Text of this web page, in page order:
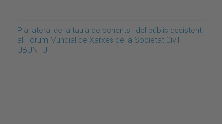
Pla lateral de la taula de ponents i del públic assistent
al Fòrum Mundial de Xarxes de la Societat Civil-
UBUNTU